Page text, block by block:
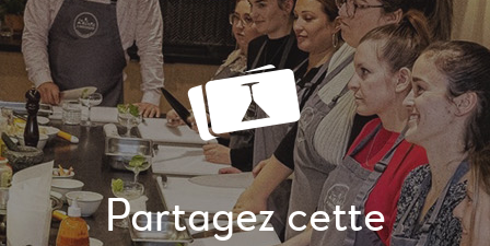
Partagez cette